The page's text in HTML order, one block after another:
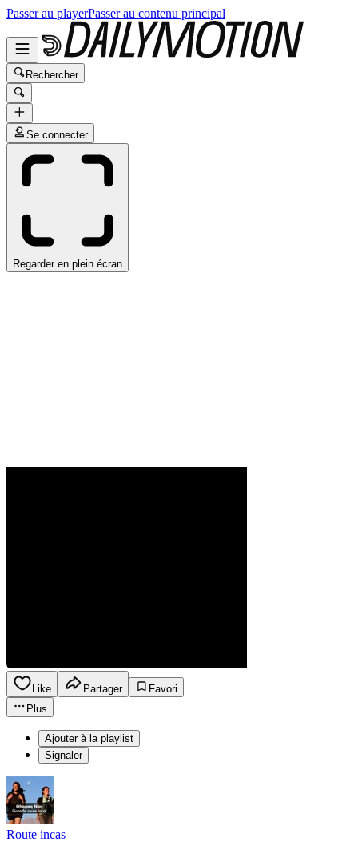
Passer au playerPasser au contenu principal
Rechercher
Se connecter
Regarder en plein écran
Like Partager
Favori
Plus
Ajouter à la playlist
Signaler
Route incas